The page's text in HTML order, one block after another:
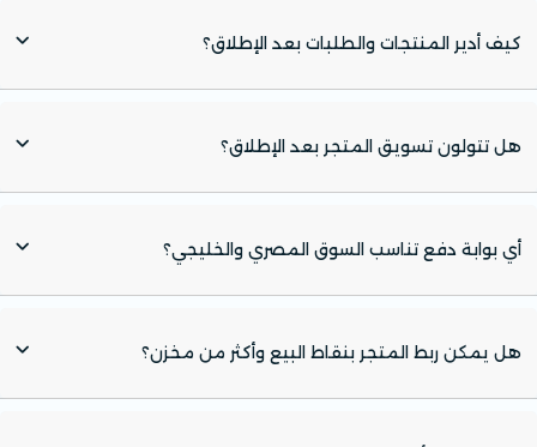
كيف أدير المنتجات والطلبات بعد الإطلاق؟
هل تتولون تسويق المتجر بعد الإطلاق؟
أي بوابة دفع تناسب السوق المصري والخليجي؟
هل يمكن ربط المتجر بنقاط البيع وأكثر من مخزن؟